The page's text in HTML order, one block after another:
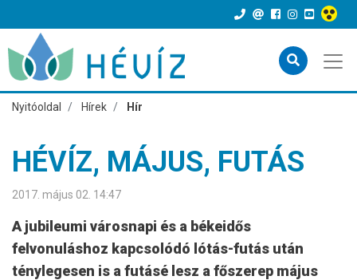
Nyitóoldal Hírek Hír
HÉVÍZ, MÁJUS, FUTÁS
2017. május 02. 14:47
A jubileumi városnapi és a békeidős
felvonuláshoz kapcsolódó lótás-futás után
ténylegesen is a futásé lesz a főszerep május